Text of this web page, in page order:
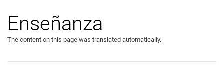
Enseñanza
The content on this page was translated automatically.